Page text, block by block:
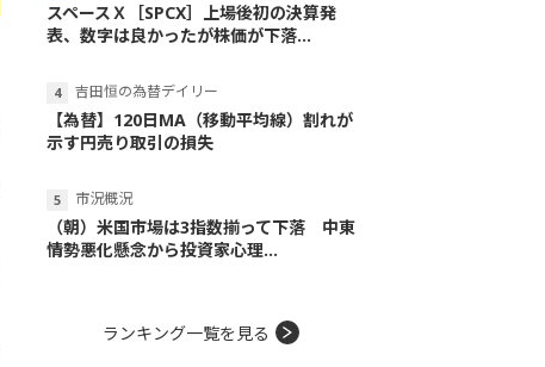
スペースＸ［SPCX］上場後初の決算発
表、数字は良かったが株価が下落...
吉田恒の為替デイリー
【為替】120日MA（移動平均線）割れが
示す円売り取引の損失
市況概況
（朝）米国市場は3指数揃って下落 中東
情勢悪化懸念から投資家心理...
ランキング一覧を見る